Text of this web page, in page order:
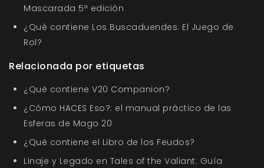
Mascarada 5ª edición
¿Qué contiene Los Buscaduendes: El Juego de
Rol?
Relacionada por etiquetas
¿Qué contiene V20 Companion?
¿Cómo HACES Eso?: el manual práctico de las
Esferas de Mago 20
¿Qué contiene el Libro de los Feudos?
Linaje y Legado en Tales of the Valiant: Guía